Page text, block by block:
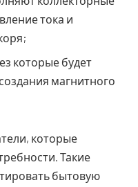
тока и
которые будет
магнитного
которые
Такие
бытовую